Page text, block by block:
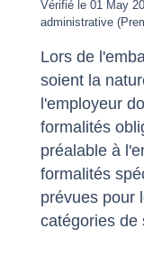
Vérifié le 01 May
administrative
Lors de
soient la
l'employeur
formalités
préalable à
formalités
prévues pour
catégories de